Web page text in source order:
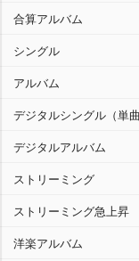
合算アルバム
シングル
アルバム
デジタルシングル（単曲
デジタルアルバム
ストリーミング
ストリーミング急上昇
洋楽アルバム